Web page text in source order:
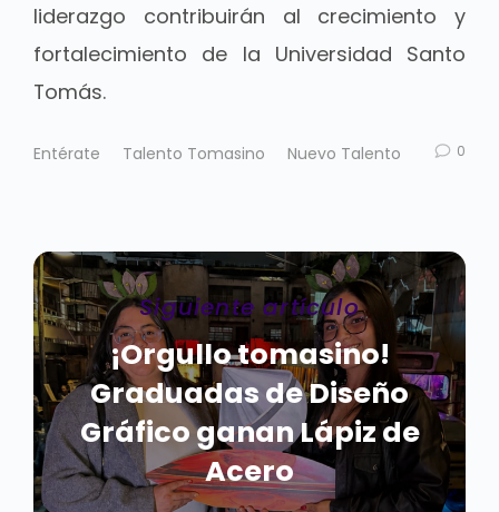
liderazgo contribuirán al crecimiento y
fortalecimiento de la Universidad Santo
Tomás.
Entérate Talento Tomasino Nuevo Talento 0
Siguiente artículo
¡Orgullo tomasino!
Graduadas de Diseño
Gráfico ganan Lápiz de
Acero